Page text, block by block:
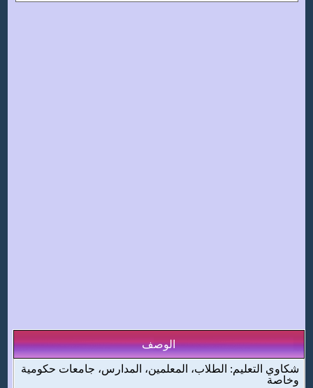
الوصف
شكاوي التعليم: الطلاب، المعلمين، المدارس، جامعات حكومية
وخاصة